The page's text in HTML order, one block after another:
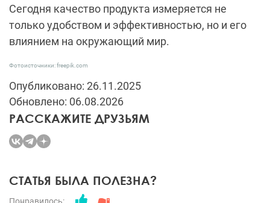
Сегодня качество продукта измеряется не
только удобством и эффективностью, но и его
влиянием на окружающий мир.
Фотоисточники: freepik.com
Опубликовано: 26.11.2025
Обновлено: 06.08.2026
РАССКАЖИТЕ ДРУЗЬЯМ
СТАТЬЯ БЫЛА ПОЛЕЗНА?